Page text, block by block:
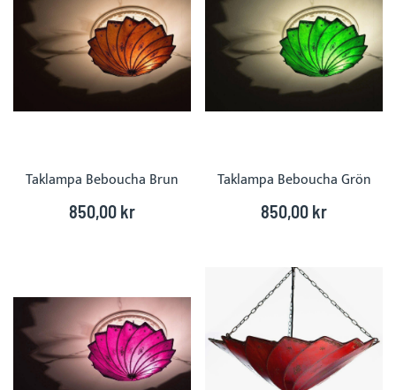
Taklampa Beboucha Brun
850,00 kr
Taklampa Beboucha Grön
850,00 kr